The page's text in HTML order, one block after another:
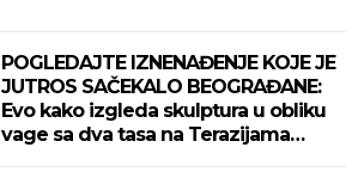
POGLEDAJTE IZNENAĐENJE KOJE JE
JUTROS SAČEKALO BEOGRAĐANE:
Evo kako izgleda skulptura u obliku
vage sa dva tasa na Terazijama